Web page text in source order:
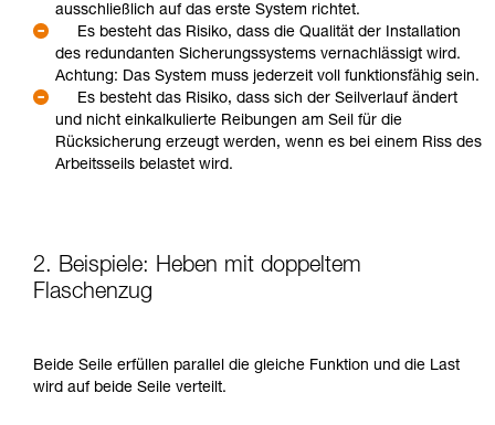
ausschließlich auf das erste System richtet.
Es besteht das Risiko, dass die Qualität der Installation
des redundanten Sicherungssystems vernachlässigt wird.
Achtung: Das System muss jederzeit voll funktionsfähig sein.
Es besteht das Risiko, dass sich der Seilverlauf ändert
und nicht einkalkulierte Reibungen am Seil für die
Rücksicherung erzeugt werden, wenn es bei einem Riss des
Arbeitsseils belastet wird.
2. Beispiele: Heben mit doppeltem
Flaschenzug
Beide Seile erfüllen parallel die gleiche Funktion und die Last
wird auf beide Seile verteilt.